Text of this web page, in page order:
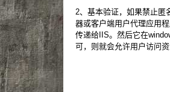
2、基本验证，如果禁止匿
器或客户端用户代理应用
传递给IIS。然后它在
可，则就会允许用户访问资